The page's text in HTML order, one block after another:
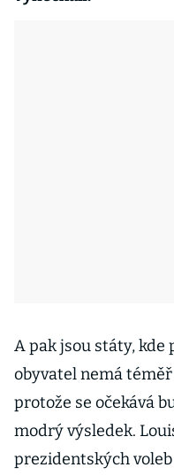
A pak jsou státy,
obyvatel nemá
protože se očekává
modrý výsledek.
prezidentských